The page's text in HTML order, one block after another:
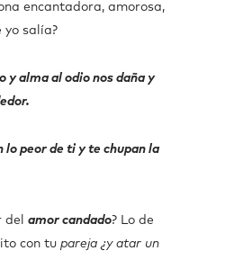
encantadora, amorosa,
yo salía?
y alma al odio nos daña y
lo peor de ti y te chupan la
del amor candado? Lo de
con tu pareja ¿y atar un